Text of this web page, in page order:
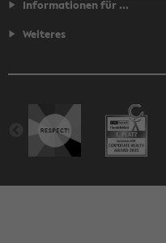
Informationen für ...
Weiteres